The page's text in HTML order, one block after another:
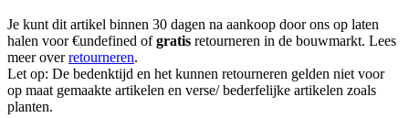
Je kunt dit artikel binnen 30 dagen na aankoop door ons op laten
halen voor €undefined ofgratis retourneren in de bouwmarkt. Lees
meer overretourneren.
Let op: De bedenktijd en het kunnen retourneren gelden niet voor
op maat gemaakte artikelen en verse/ bederfelijke artikelen zoals
planten.